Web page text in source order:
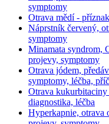
symptomy
Otrava mědí -
Náprstník červený,
symptomy
Minamata syndrom,
projevy, symptomy
Otrava jódem,
symptomy, léčba,
Otrava
diagnostika, léčba
Hyperkapnie, otrava